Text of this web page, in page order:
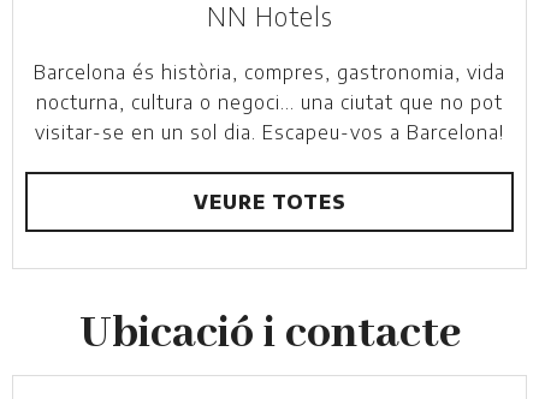
NN Hotels
Barcelona és història, compres, gastronomia, vida
nocturna, cultura o negoci... una ciutat que no pot
visitar-se en un sol dia. Escapeu-vos a Barcelona!
VEURE TOTES
Ubicació i contacte